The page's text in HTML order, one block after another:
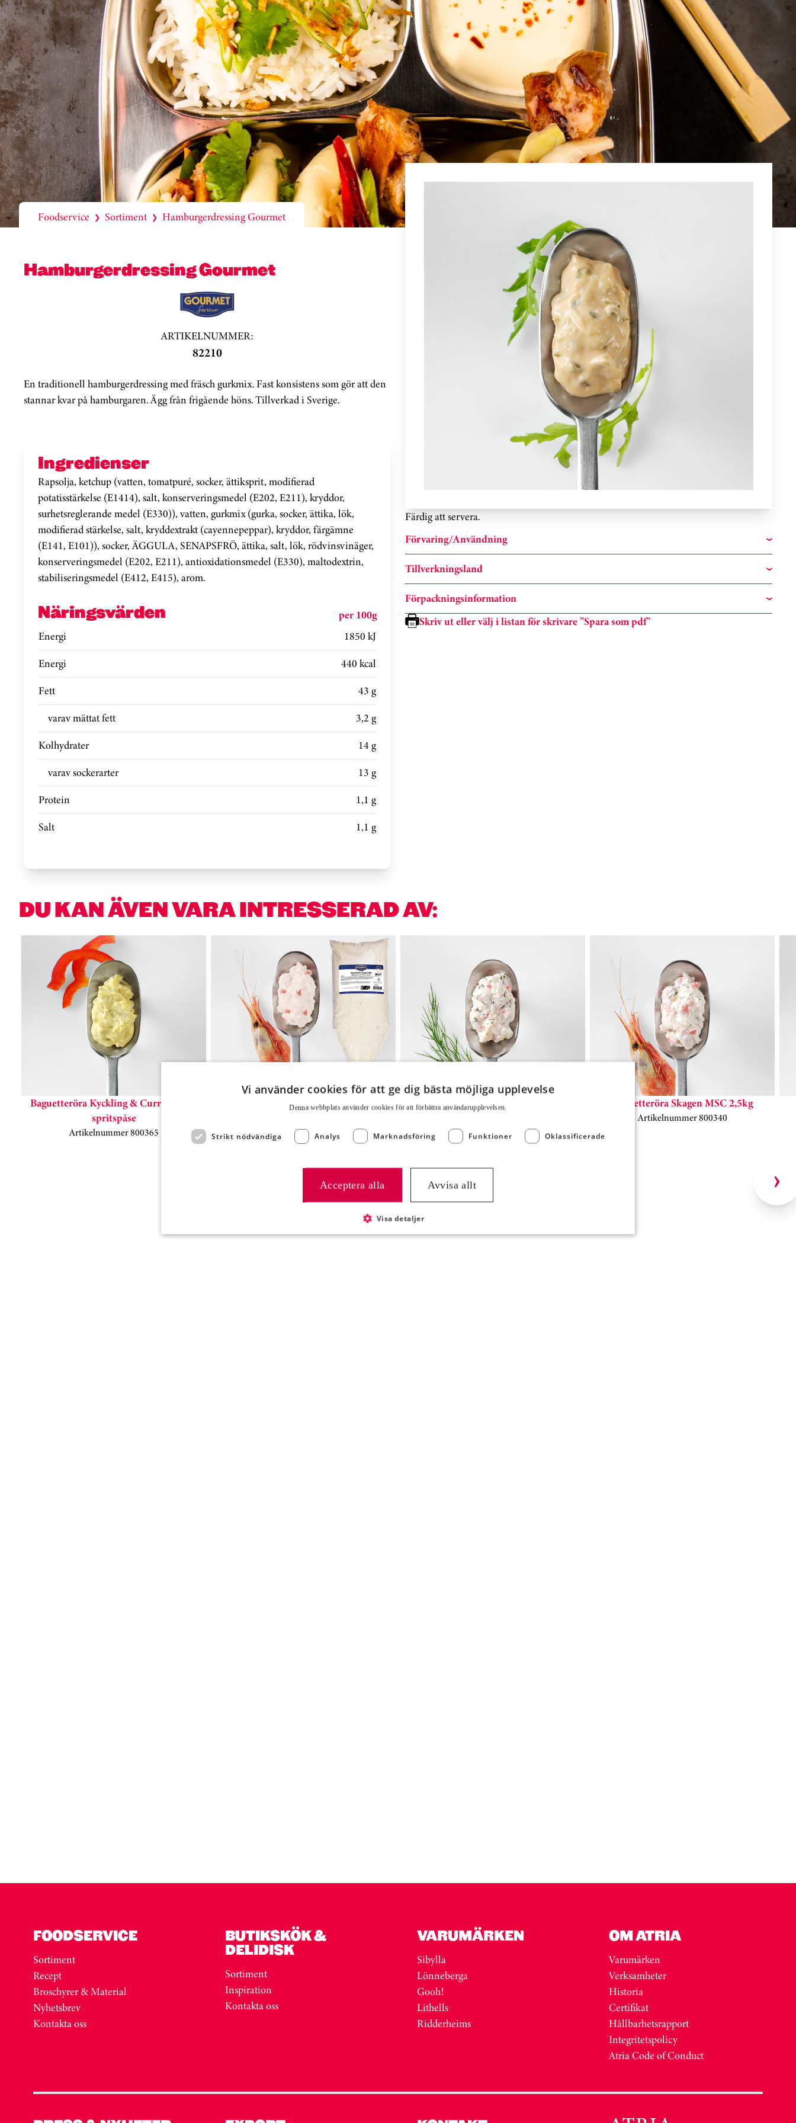
Foodservice ❯ Sortiment ❯ Hamburgerdressing Gourmet
Hamburgerdressing Gourmet
ARTIKELNUMMER:
82210
En traditionell hamburgerdressing med fräsch gurkmix. Fast konsistens som gör att den
stannar kvar på hamburgaren. Ägg från frigående höns. Tillverkad i Sverige.
Ingredienser
Rapsolja, ketchup (vatten, tomatpuré, socker, ättiksprit, modifierad
potatisstärkelse (E1414), salt, konserveringsmedel (E202, E211), kryddor,
surhetsreglerande medel (E330)), vatten, gurkmix (gurka, socker, ättika, lök,
modifierad stärkelse, salt, kryddextrakt (cayennepeppar), kryddor, färgämne
(E141, E101)), socker, ÄGGULA, SENAPSFRÖ, ättika, salt, lök, rödvinsvinäger,
konserveringsmedel (E202, E211), antioxidationsmedel (E330), maltodextrin,
stabiliseringsmedel (E412, E415), arom.
Näringsvärden
per 100g
Energi
1850 kJ
Energi
440 kcal
Fett
43 g
varav mättat fett
3,2 g
Kolhydrater
14 g
varav sockerarter
13 g
Protein
1,1 g
Salt
1,1 g
Färdig att servera.
Förvaring/Användning
Tillverkningsland
Förpackningsinformation
Skriv ut eller välj i listan för skrivare ”Spara som pdf”
DU KAN ÄVEN VARA INTRESSERAD AV:
Hoppa över kortkarusell
Baguetteröra Kyckling & Curry 1200g,
spritspåse
Artikelnummer 800365
Baguetteröra Skagen MSC 1200g,
Artikelnummer 800355
Skagenröra MSC 2,5kg Baguetteröra Skagen MSC 2,5kg
Artikelnummer 800340
FOODSERVICE
Sortiment
Recept
Broschyrer & Material
Nyhetsbrev
Kontakta oss
BUTIKSKÖK &
DELIDISK
Sortiment
Inspiration
Kontakta oss
VARUMÄRKEN
Sibylla
Lönneberga
Gooh!
Lithells
Ridderheims
OM ATRIA
Varumärken
Verksamheter
Historia
Certifikat
Hållbarhetsrapport
Integritetspolicy
Atria Code of Conduct
Vi använder cookies för att ge dig bästa möjliga upplevelse
Denna webbplats använder cookies för att för­bättra användar­upplevelsen.
Strikt nödvändiga Analys Marknadsföring Funktioner Oklassificerade
Acceptera alla Avvisa allt
Visa detaljer